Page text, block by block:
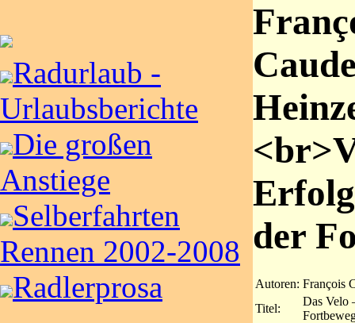
Radurlaub -
Urlaubsberichte
Die großen
Anstiege
Selberfahrten
Rennen 2002-2008
Radlerprosa
der
Autoren: François
Titel:
Das Velo